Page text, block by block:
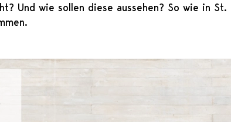
Und wie sollen diese aussehen? So wie in St.